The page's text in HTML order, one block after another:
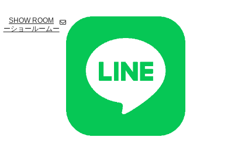
SHOW ROOM
ーショールームー